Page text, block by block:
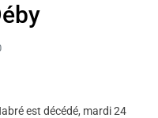
est décédé, mardi 24